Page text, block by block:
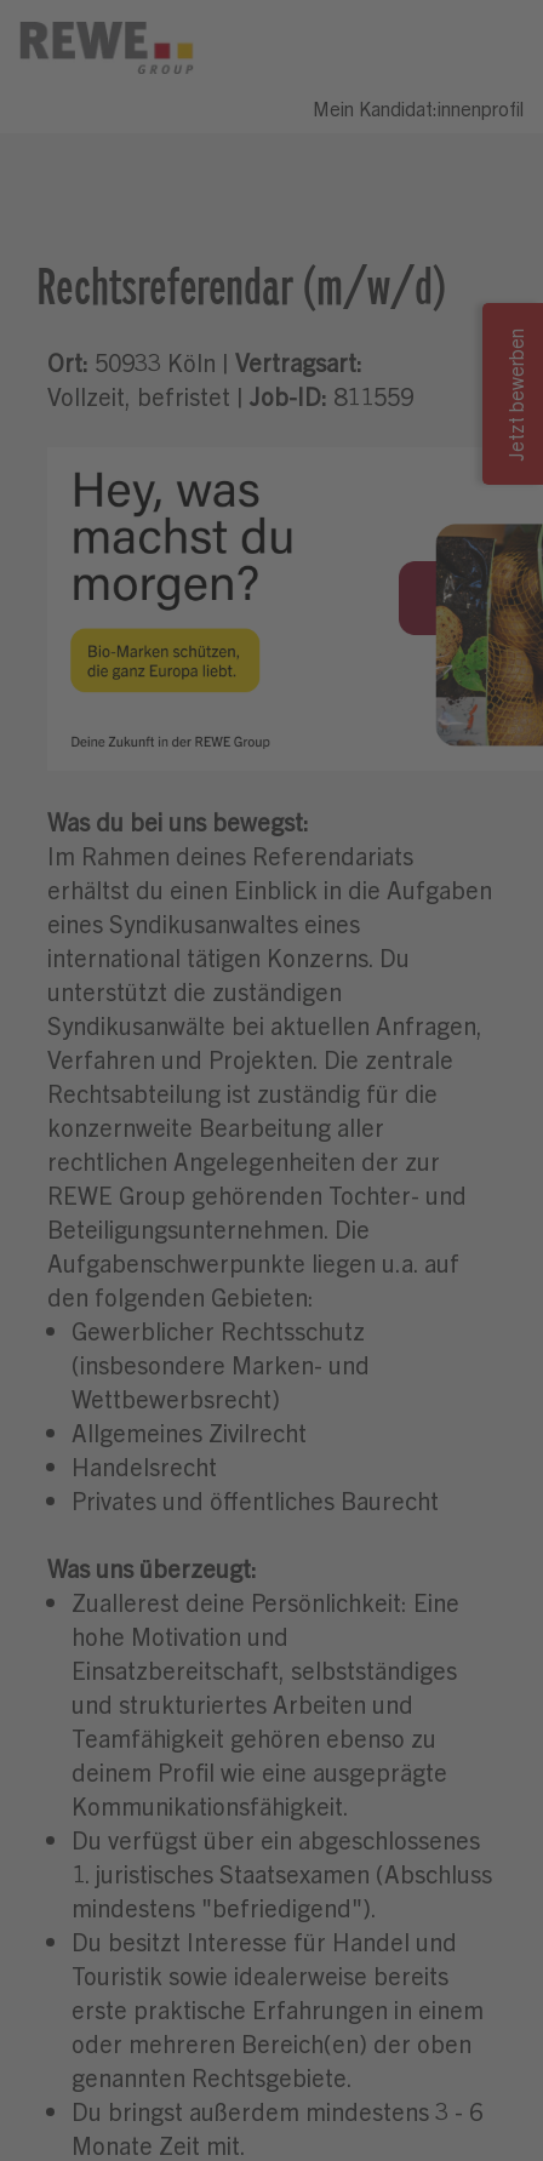
Mein Kandidat:innenprofil
Rechtsreferendar (m/w/d)
Ort: 50933 Köln | Vertragsart:
Vollzeit, befristet | Job-ID: 811559
Was du bei uns bewegst:
Im Rahmen deines Referendariats
erhältst du einen Einblick in die Aufgaben
eines Syndikusanwaltes eines
international tätigen Konzerns. Du
unterstützt die zuständigen
Syndikusanwälte bei aktuellen Anfragen,
Verfahren und Projekten. Die zentrale
Rechtsabteilung ist zuständig für die
konzernweite Bearbeitung aller
rechtlichen Angelegenheiten der zur
REWE Group gehörenden Tochter- und
Beteiligungsunternehmen. Die
Aufgabenschwerpunkte liegen u.a. auf
den folgenden Gebieten:
Gewerblicher Rechtsschutz
(insbesondere Marken- und
Wettbewerbsrecht)
Allgemeines Zivilrecht
Handelsrecht
Privates und öffentliches Baurecht
Was uns überzeugt:
Zuallerest deine Persönlichkeit: Eine
hohe Motivation und
Einsatzbereitschaft, selbstständiges
und strukturiertes Arbeiten und
Teamfähigkeit gehören ebenso zu
deinem Profil wie eine ausgeprägte
Kommunikationsfähigkeit.
Du verfügst über ein abgeschlossenes
1. juristisches Staatsexamen (Abschluss
mindestens "befriedigend").
Du besitzt Interesse für Handel und
Touristik sowie idealerweise bereits
erste praktische Erfahrungen in einem
oder mehreren Bereich(en) der oben
genannten Rechtsgebiete.
Du bringst außerdem mindestens 3 - 6
Monate Zeit mit.